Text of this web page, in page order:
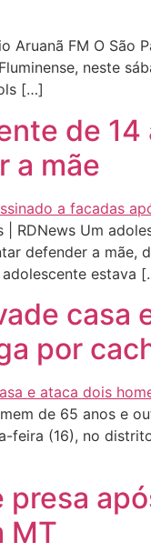
Aruanã FM O
neste
[…]
de
a mãe
| RDNews Um
defender a mãe,
estava
casa
por
de 65 anos e
feira (16), no
presa
MT